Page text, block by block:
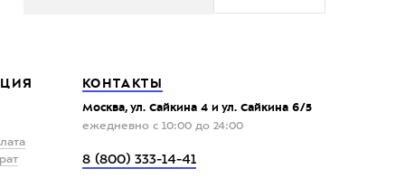
КОНТАКТЫ
Москва, ул. Сайкина 4 и ул. Сайкина 6/5
ежедневно с 10:00 до 24:00
8 (800) 333-14-41